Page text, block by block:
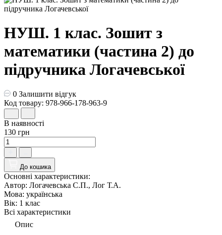
НУШ. 1 клас. Зошит з
математики (частина 2) до
підручника Логачевської
0 Залишити відгук
Код товару: 978-966-178-963-9
В наявності
130 грн
До кошика
Основні характеристики:
Автор: Логачевська С.П., Лог Т.А.
Мова: українська
Вік: 1 клас
Всі характеристики
Опис